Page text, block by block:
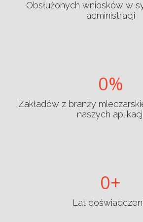
Obsłużonych wniosków w
administracji
0
Zakładów z branży
naszych aplikacji
0
Lat